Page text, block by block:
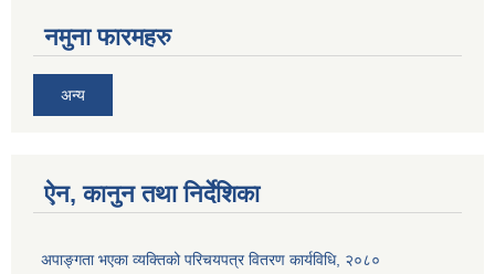
नमुना फारमहरु
अन्य
ऐन, कानुन तथा निर्देशिका
अपाङ्गता भएका व्यक्तिको परिचयपत्र वितरण कार्यविधि, २०८०